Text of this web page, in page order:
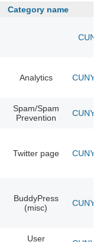
Category name
Analytics CUNY
Spam/Spam
Prevention
CUNY
Twitter page CUNY
BuddyPress
(misc)
CUNY
User